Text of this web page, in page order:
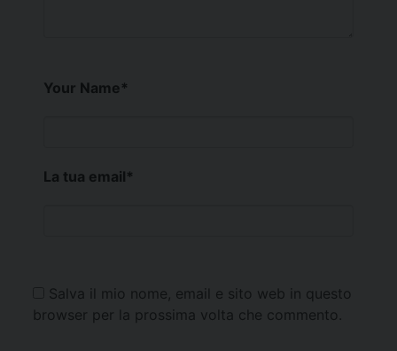
Your Name*
La tua email*
Salva il mio nome, email e sito web in questo
browser per la prossima volta che commento.